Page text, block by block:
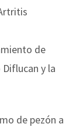
de
y la
de pezón a